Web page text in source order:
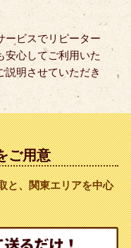
ービスでリピーター
安心してご利用いた
説明させていただき
ご用意
と、関東エリアを中心